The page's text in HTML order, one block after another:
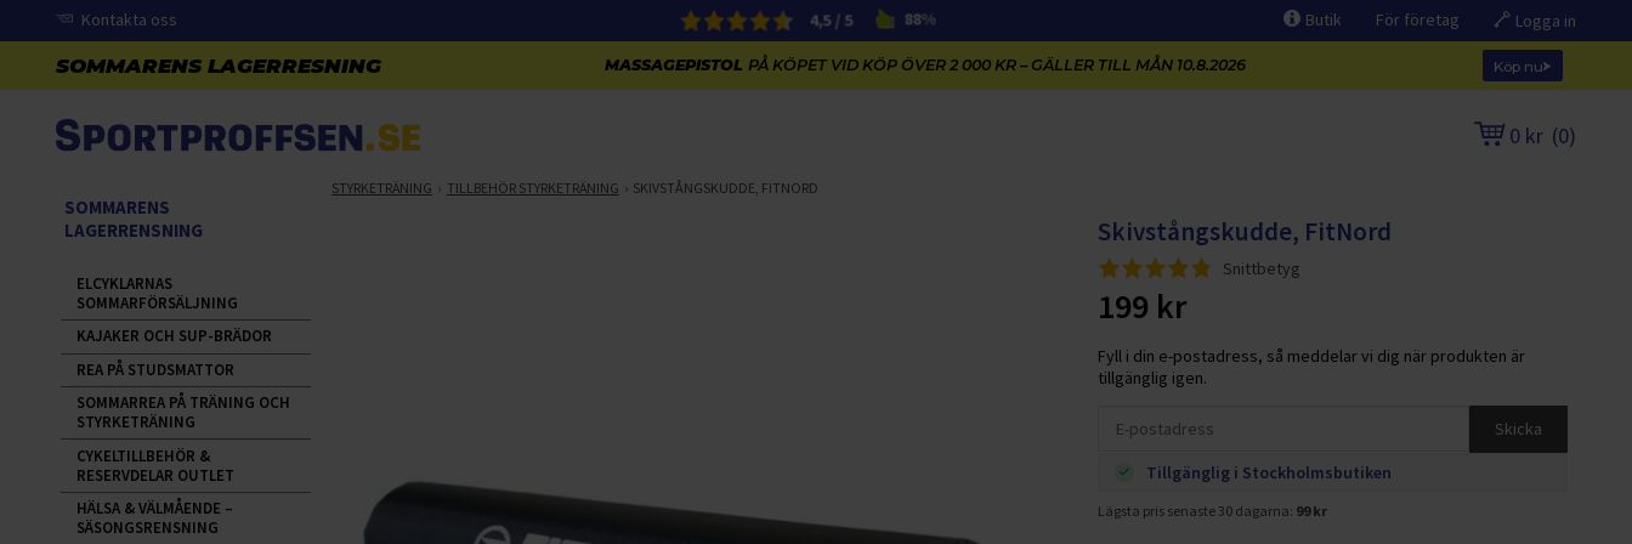
Kontakta oss 4,5 / 5 88% Butik För företag Logga in
MASSAGEPISTOL PÅ KÖPET VID KÖP ÖVER 2 000 KR – GÄLLER TILL MÅN 10.8.2026 Köp nu
0 kr (0)
STYRKETRÄNING TILLBEHÖR STYRKETRÄNING SKIVSTÅNGSKUDDE, FITNORD
Skivstångskudde, FitNord
Snittbetyg
199 kr
Fyll i din e-postadress, så meddelar vi dig när produkten är
tillgänglig igen.
Skicka
Tillgänglig i Stockholmsbutiken
Lägsta pris senaste 30 dagarna: 99 kr
SOMMARENS
LAGERRENSNING
ELCYKLARNAS
SOMMARFÖRSÄLJNING
KAJAKER OCH SUP-BRÄDOR
REA PÅ STUDSMATTOR
SOMMARREA PÅ TRÄNING OCH
STYRKETRÄNING
CYKELTILLBEHÖR &
RESERVDELAR OUTLET
HÄLSA & VÄLMÅENDE –
SÄSONGSRENSNING